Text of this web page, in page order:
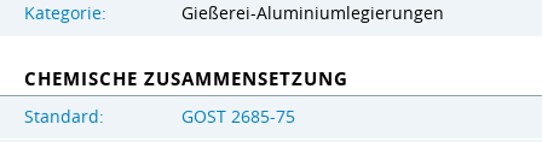
Kategorie:
Gießerei-Aluminiumlegierungen
CHEMISCHE ZUSAMMENSETZUNG
Standard:
GOST 2685-75